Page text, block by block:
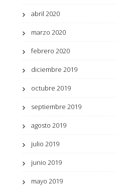
abril 2020
marzo 2020
febrero 2020
diciembre 2019
octubre 2019
septiembre 2019
agosto 2019
julio 2019
junio 2019
mayo 2019